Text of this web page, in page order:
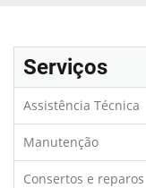
Serviços
Assistência Técnica
Manutenção
Consertos e reparos